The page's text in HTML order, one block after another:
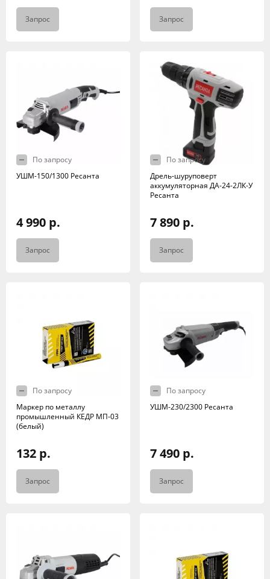
Запрос Запрос
По запросу
УШМ-150/1300 Ресанта
4 990 р.
Запрос
По запросу
Дрель-шуруповерт
аккумуляторная ДА-24-2ЛК-У
Ресанта
7 890 р.
Запрос
По запросу
Маркер по металлу
промышленный КЕДР МП-03
(белый)
132 р.
Запрос
По запросу
УШМ-230/2300 Ресанта
7 490 р.
Запрос